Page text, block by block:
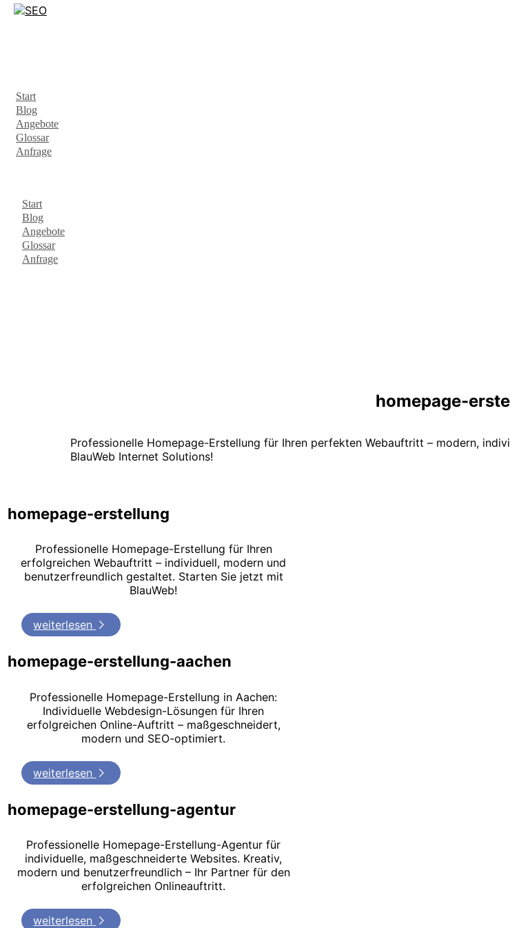
Start
Blog
Angebote
Glossar
Anfrage
Start
Blog
Angebote
Glossar
Anfrage
homepage-
Professionelle Homepage-Erstellung für Ihren perfekten Webauftritt – modern,
BlauWeb Internet Solutions!
homepage-erstellung
Professionelle Homepage-Erstellung für Ihren
erfolgreichen Webauftritt – individuell, modern und
benutzerfreundlich gestaltet. Starten Sie jetzt mit
BlauWeb!
weiterlesen
homepage-erstellung-aachen
Professionelle Homepage-Erstellung in Aachen:
Individuelle Webdesign-Lösungen für Ihren
erfolgreichen Online-Auftritt – maßgeschneidert,
modern und SEO-optimiert.
weiterlesen
homepage-erstellung-agentur
Professionelle Homepage-Erstellung-Agentur für
individuelle, maßgeschneiderte Websites. Kreativ,
modern und benutzerfreundlich – Ihr Partner für den
erfolgreichen Onlineauftritt.
weiterlesen